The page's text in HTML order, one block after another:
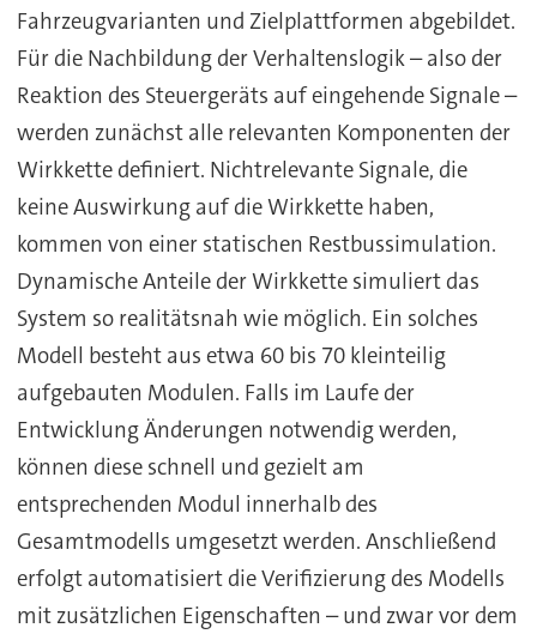
Fahrzeugvarianten und Zielplattformen abgebildet.
Für die Nachbildung der Verhaltenslogik – also der
Reaktion des Steuergeräts auf eingehende Signale –
werden zunächst alle relevanten Komponenten der
Wirkkette definiert. Nichtrelevante Signale, die
keine Auswirkung auf die Wirkkette haben,
kommen von einer statischen Restbussimulation.
Dynamische Anteile der Wirkkette simuliert das
System so realitätsnah wie möglich. Ein solches
Modell besteht aus etwa 60 bis 70 kleinteilig
aufgebauten Modulen. Falls im Laufe der
Entwicklung Änderungen notwendig werden,
können diese schnell und gezielt am
entsprechenden Modul innerhalb des
Gesamtmodells umgesetzt werden. Anschließend
erfolgt automatisiert die Verifizierung des Modells
mit zusätzlichen Eigenschaften – und zwar vor dem